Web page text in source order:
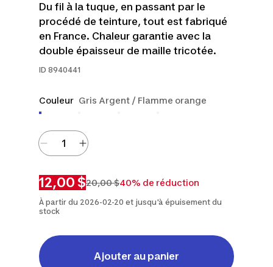
Du fil à la tuque, en passant par le
procédé de teinture, tout est fabriqué
en France. Chaleur garantie avec la
double épaisseur de maille tricotée.
ID 8940441
Couleur Gris Argent / Flamme orange
12,00 $20,00 $40% de réduction
À partir du 2026-02-20 et jusqu'à épuisement du
stock
Ajouter au panier